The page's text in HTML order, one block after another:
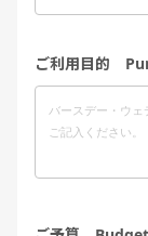
ご利用目的